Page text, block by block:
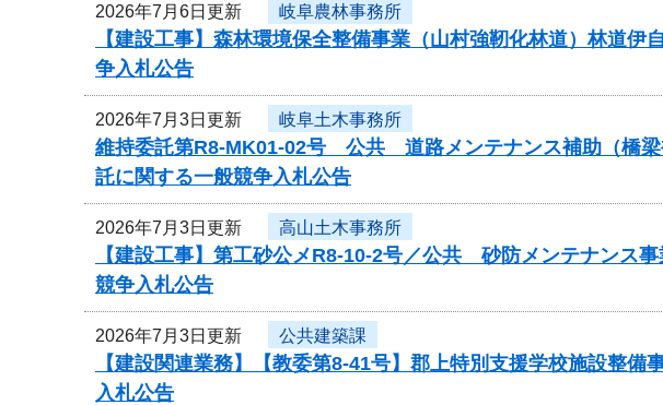
2026年7月6日更新 岐阜農林事務所
【建設工事】森林環境保全整備事業（山村強靭化林道）林道
争入札公告
2026年7月3日更新 岐阜土木事務所
維持委託第R8-MK01-02号 公共 道路メンテナンス補助（橋梁
託に関する一般競争入札公告
2026年7月3日更新 高山土木事務所
【建設工事】第工砂公メR8-10-2号／公共 砂防メンテナンス
競争入札公告
2026年7月3日更新 公共建築課
【建設関連業務】【教委第8-41号】郡上特別支援学校施設整
入札公告